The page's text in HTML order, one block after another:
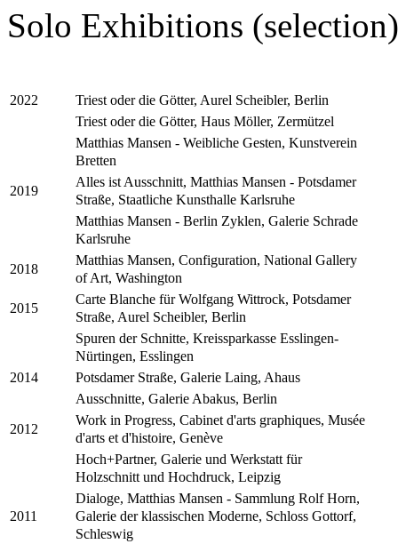
Solo Exhibitions (selection)
2022
Triest oder die Götter, Aurel Scheibler, Berlin
Triest oder die Götter, Haus Möller, Zermützel
Matthias Mansen - Weibliche Gesten, Kunstverein
Bretten
2019
Alles ist Ausschnitt, Matthias Mansen - Potsdamer
Straße, Staatliche Kunsthalle Karlsruhe
Matthias Mansen - Berlin Zyklen, Galerie Schrade
Karlsruhe
2018
Matthias Mansen, Configuration, National Gallery
of Art, Washington
2015
Carte Blanche für Wolfgang Wittrock, Potsdamer
Straße, Aurel Scheibler, Berlin
Spuren der Schnitte, Kreissparkasse Esslingen-
Nürtingen, Esslingen
2014
Potsdamer Straße, Galerie Laing, Ahaus
Ausschnitte, Galerie Abakus, Berlin
2012
Work in Progress, Cabinet d'arts graphiques, Musée
d'arts et d'histoire, Genève
Hoch+Partner, Galerie und Werkstatt für
Holzschnitt und Hochdruck, Leipzig
2011
Dialoge, Matthias Mansen - Sammlung Rolf Horn,
Galerie der klassischen Moderne, Schloss Gottorf,
Schleswig